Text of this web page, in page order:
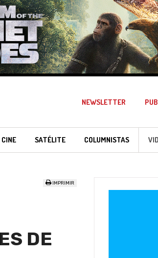
NEWSLETTER
CINE SATÉLITE COLUMNISTAS
IMPRIMIR
DE